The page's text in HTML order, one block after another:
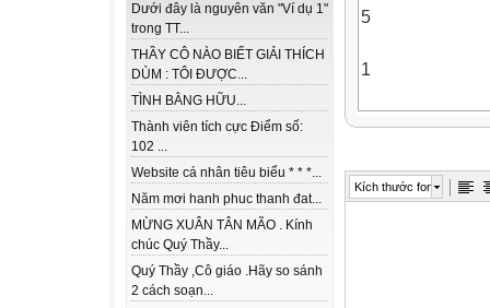
Dưới đây là nguyên văn "Ví dụ 1"
trong TT...
THẦY CÔ NÀO BIẾT GIẢI THÍCH
DÙM : TÔI ĐƯỢC...
TÌNH BẰNG HỮU...
Thành viên tích cực Điểm số:
102 ...
Website cá nhân tiêu biểu * * *...
Năm mơi hanh phuc thanh đat...
MỪNG XUÂN TÂN MÃO . Kính
chúc Quý Thầy...
Quý Thầy ,Cô giáo .Hãy so sánh
2 cách soạn...
5
1
t
LESSON 1
Kích thước font